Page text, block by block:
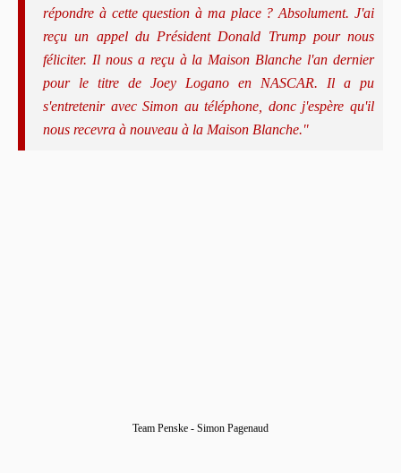
répondre à cette question à ma place ? Absolument. J'ai
reçu un appel du Président Donald Trump pour nous
féliciter. Il nous a reçu à la Maison Blanche l'an dernier
pour le titre de Joey Logano en NASCAR. Il a pu
s'entretenir avec Simon au téléphone, donc j'espère qu'il
nous recevra à nouveau à la Maison Blanche."
Team Penske - Simon Pagenaud